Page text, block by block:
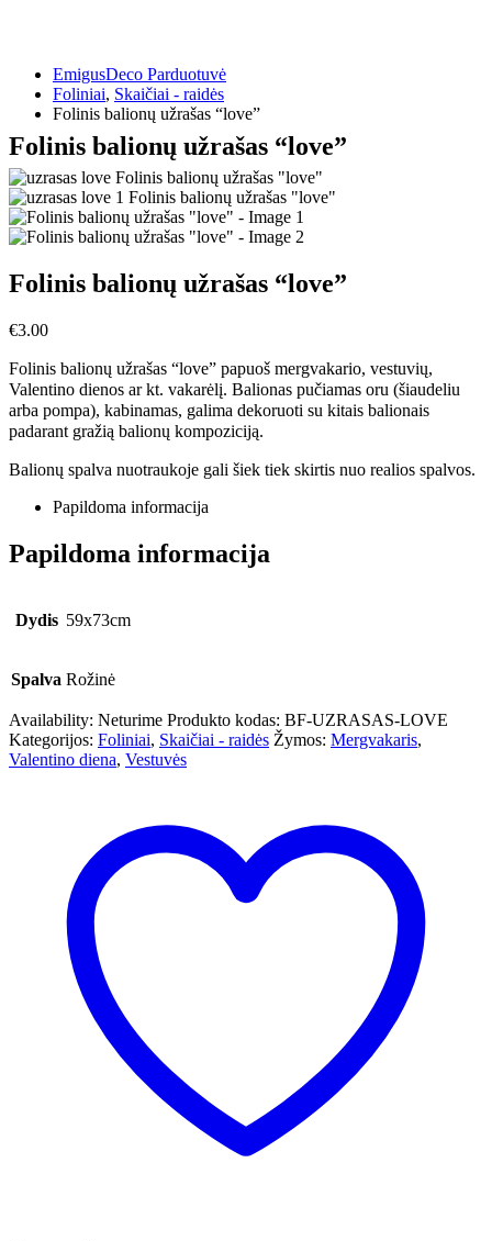
EmigusDeco Parduotuvė
Foliniai, Skaičiai - raidės
Folinis balionų užrašas “love”
Folinis balionų užrašas “love”
Folinis balionų užrašas “love”
€3.00
Folinis balionų užrašas “love” papuoš mergvakario, vestuvių,
Valentino dienos ar kt. vakarėlį. Balionas pučiamas oru (šiaudeliu
arba pompa), kabinamas, galima dekoruoti su kitais balionais
padarant gražią balionų kompoziciją.
Balionų spalva nuotraukoje gali šiek tiek skirtis nuo realios spalvos.
Papildoma informacija
Papildoma informacija
Dydis 59x73cm
Spalva Rožinė
Availability: Neturime Produkto kodas: BF-UZRASAS-LOVE
Kategorijos: Foliniai, Skaičiai - raidės Žymos: Mergvakaris,
Valentino diena, Vestuvės